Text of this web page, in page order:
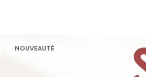
NOUVEAUTÉ